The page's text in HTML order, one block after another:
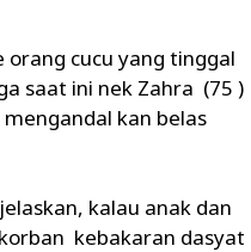
orang cucu yang tinggal
saat ini nek Zahra (75 )
kan belas
kalau anak dan
kebakaran dasyat